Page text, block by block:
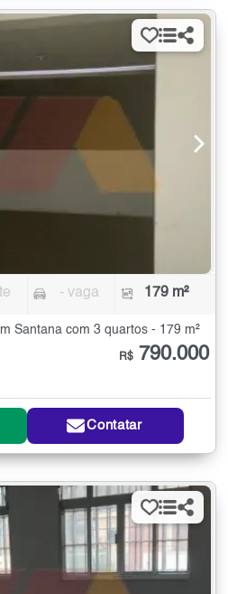
- vaga 179 m²
Santana com 3 quartos - 179 m²
R$ 790.000
Contatar